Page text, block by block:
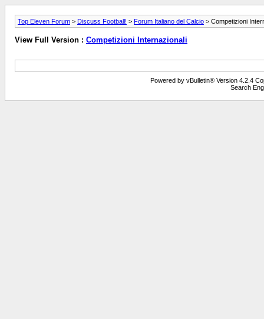
Top Eleven Forum > Discuss Football! > Forum Italiano del Calcio > Competizioni
View Full Version : Competizioni Internazionali
Powered by vBulletin® Version 4.2.4
Search